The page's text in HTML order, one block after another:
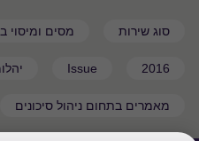
סוג שירות מסים ומיסוי
2016
Issue
מאמרים בתחום ניהול סיכונים